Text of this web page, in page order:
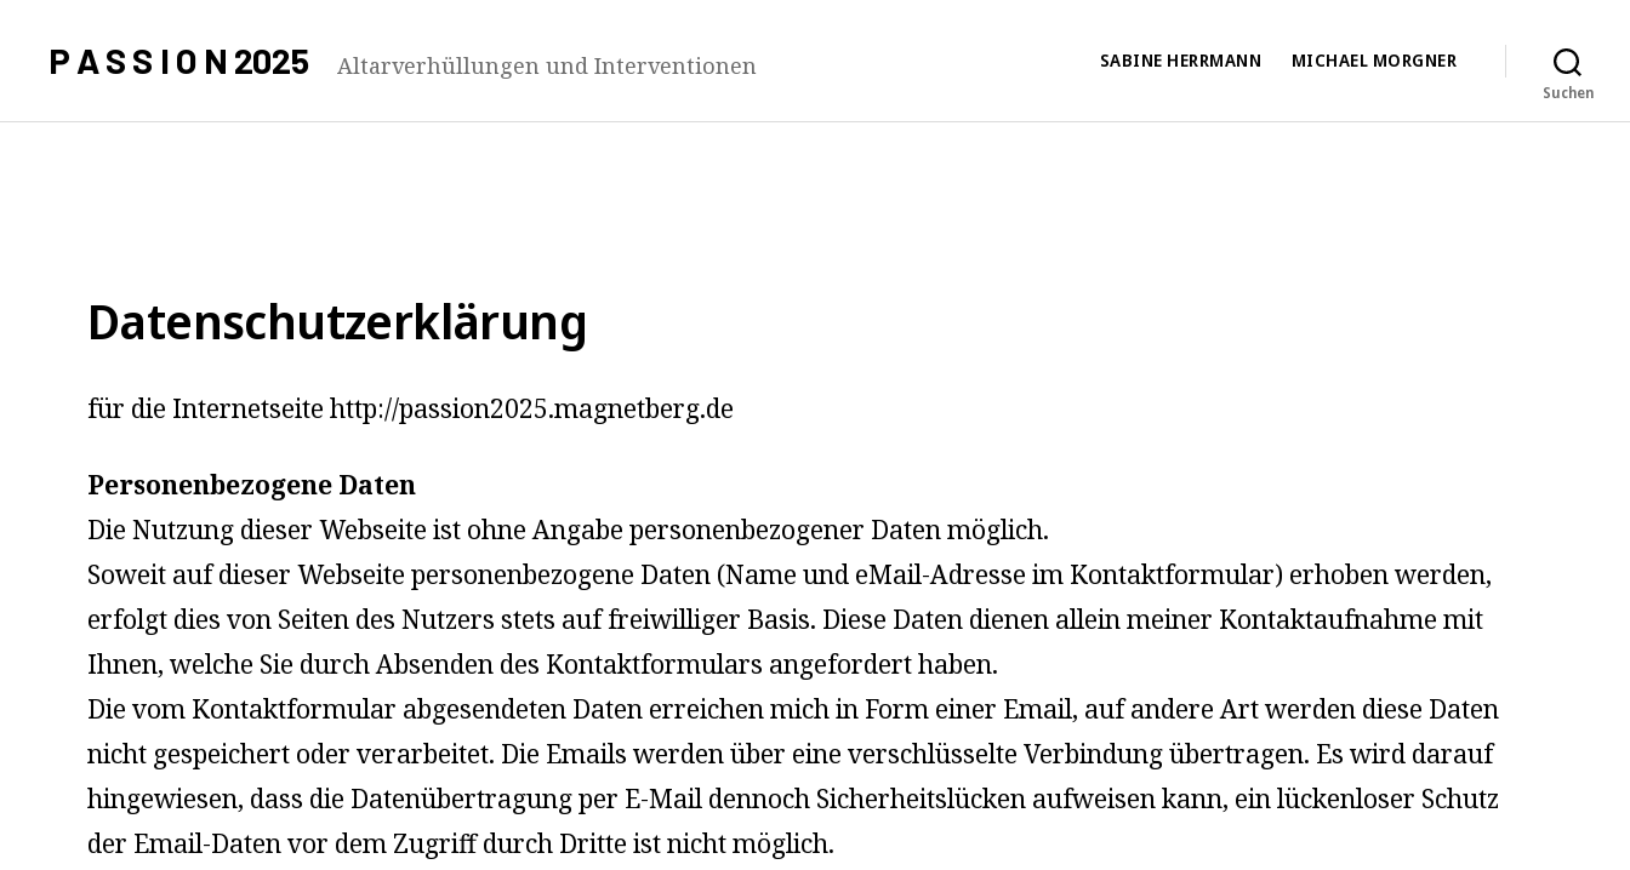
P A S S I O N 2025 Altarverhüllungen und Interventionen SABINE HERRMANN MICHAEL MORGNER
Suchen
Datenschutzerklärung
für die Internetseite http://passion2025.magnetberg.de
Personenbezogene Daten
Die Nutzung dieser Webseite ist ohne Angabe personenbezogener Daten möglich.
Soweit auf dieser Webseite personenbezogene Daten (Name und eMail-Adresse im Kontaktformular) erhoben werden,
erfolgt dies von Seiten des Nutzers stets auf freiwilliger Basis. Diese Daten dienen allein meiner Kontaktaufnahme mit
Ihnen, welche Sie durch Absenden des Kontaktformulars angefordert haben.
Die vom Kontaktformular abgesendeten Daten erreichen mich in Form einer Email, auf andere Art werden diese Daten
nicht gespeichert oder verarbeitet. Die Emails werden über eine verschlüsselte Verbindung übertragen. Es wird darauf
hingewiesen, dass die Datenübertragung per E-Mail dennoch Sicherheitslücken aufweisen kann, ein lückenloser Schutz
der Email-Daten vor dem Zugriff durch Dritte ist nicht möglich.